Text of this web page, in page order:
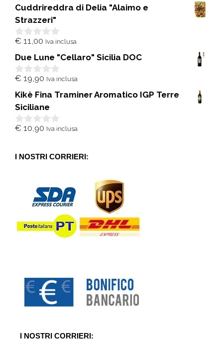
u
5
Cuddrireddra di Delia "Alaimo e
Strazzeri"
0
u
5
€ 11,00 Iva inclusa
Due Lune "Cellaro" Sicilia DOC
0
u
5
€ 19,90 Iva inclusa
Kikè Fina Traminer Aromatico IGP Terre
Siciliane
0
5
€ 10,90 Iva inclusa
I NOSTRI CORRIERI:
I NOSTRI CORRIERI: